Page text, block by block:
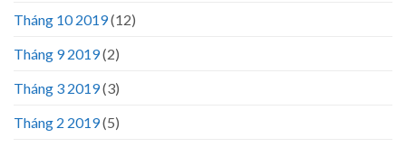
Tháng 10 2019(12)
Tháng 9 2019(2)
Tháng 3 2019(3)
Tháng 2 2019(5)